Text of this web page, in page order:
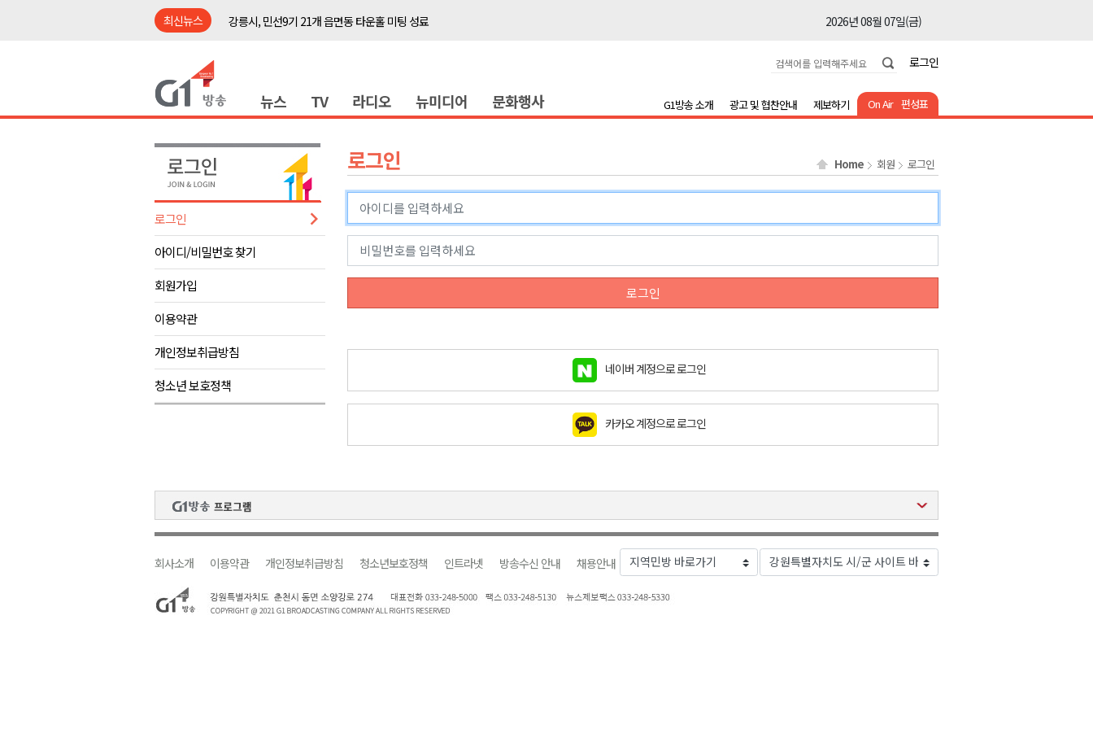
최신뉴스
강릉시, 민선9기 21개 읍면동 타운홀 미팅 성료
2026년 08월 07일(금)
2026년 08월 07일(금)
<강원랜드> 마카오 카지노 "복합리조트로 진화 중"
2026년 08월 07일(금)
강원도립대학교, 하반기 평생교육원 수강생 모집
태백시, 28~29일 제5회 황부자 며느리 축제
2026년 08월 07일(금)
오늘 극한폭염 계속..낮 최고 ‘영상 38도’
썩고, 무르고..농산물 피해 속출
2026년 08월 07일(금)
썩고, 무르고..농산물 피해 속출
강릉시, 민선9기 21개 읍면동 타운홀 미팅 성료
2026년 08월 07일(금)
양구군, 원주환경청에 비점오염저감 사업 등 건의
2026년 08월 07일(금)
<강원랜드> 관광객이 인구 3배..싱가포르 복합리조트
<강원랜드> 마카오 카지노 "복합리조트로 진화 중"
원주시, 하반기 중소기업육성자금 지원 접수
썩고, 무르고..농산물 피해 속출
2026년 08월 07일(금)
로그인
뉴스 TV 라디오 뉴미디어 문화행사 On Air 편성표
G1방송 소개 광고 및 협찬안내 제보하기
로그인
아이디/비밀번호 찾기
회원가입
이용약관
개인정보취급방침
청소년 보호정책
로그인 Home 회원 로그인
로그인
네이버 계정으로 로그인
카카오 계정으로 로그인
회사소개 이용약관 개인정보취급방침 청소년보호정책 인트라넷 방송수신 안내 채용안내